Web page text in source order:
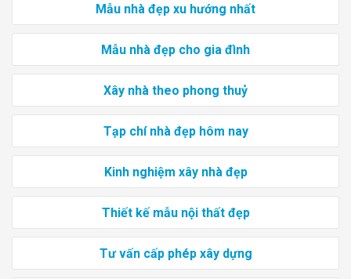
Mẫu nhà đẹp xu hướng nhất
Mẫu nhà đẹp cho gia đình
Xây nhà theo phong thuỷ
Tạp chí nhà đẹp hôm nay
Kinh nghiệm xây nhà đẹp
Thiết kế mẫu nội thất đẹp
Tư vấn cấp phép xây dựng